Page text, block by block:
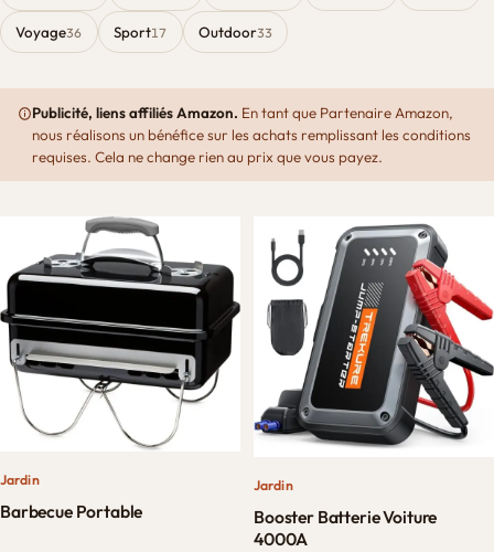
Voyage36 Sport17 Outdoor33
Publicité, liens affiliés Amazon. En tant que Partenaire Amazon,
nous réalisons un bénéfice sur les achats remplissant les conditions
requises. Cela ne change rien au prix que vous payez.
Jardin
Barbecue Portable
Jardin
Booster Batterie Voiture
4000A